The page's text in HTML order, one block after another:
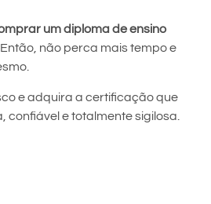
um diploma de ensino
Então, não perca mais tempo e
e adquira a certificação que
confiável e totalmente sigilosa.